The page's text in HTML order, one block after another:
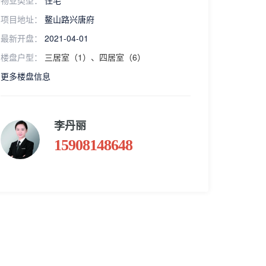
项目地址： 鳌山路兴唐府
最新开盘： 2021-04-01
楼盘户型： 三居室（1）、四居室（6）
更多楼盘信息
李丹丽
15908148648